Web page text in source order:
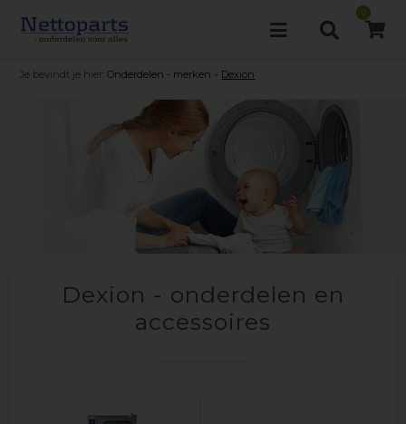
0
Je bevindt je hier: Onderdelen - merken Dexion
Dexion - onderdelen en
accessoires